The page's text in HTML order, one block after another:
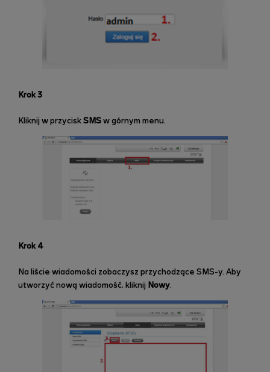
Krok 3
Kliknij w przyciskSMSw górnym menu.
Krok 4
Na liście wiadomości zobaczysz przychodzące SMS-y. Aby
utworzyć nową wiadomość, kliknij Nowy.